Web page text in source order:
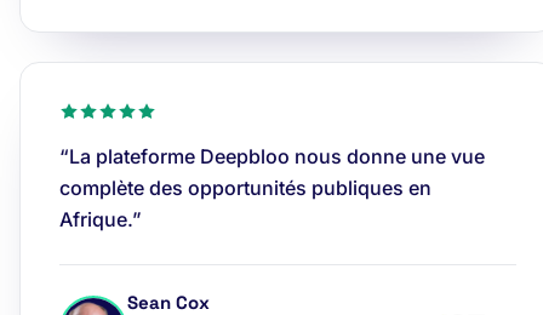
“La plateforme Deepbloo nous donne une vue
complète des opportunités publiques en
Afrique.”
Sean Cox